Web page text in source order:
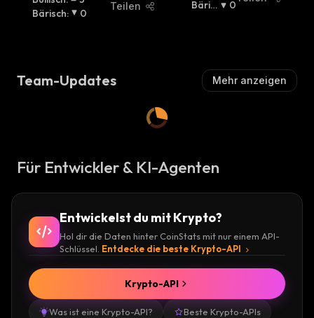
Bärisch: 0
Teilen
U
Bäris
0
Team-Updates Mehr anzeigen
Für Entwickler & KI-Agenten
Entwickelst du mit Krypto?
Hol dir die Daten hinter CoinStats mit nur einem API-
Schlüssel. Entdecke die beste Krypto-API
Was ist eine Krypto-API? Beste Krypto-APIs
Krypto-API